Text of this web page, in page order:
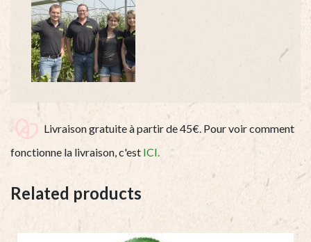
Livraison gratuite à partir de 45€. Pour voir comment
fonctionne la livraison, c'est ICI.
Related products